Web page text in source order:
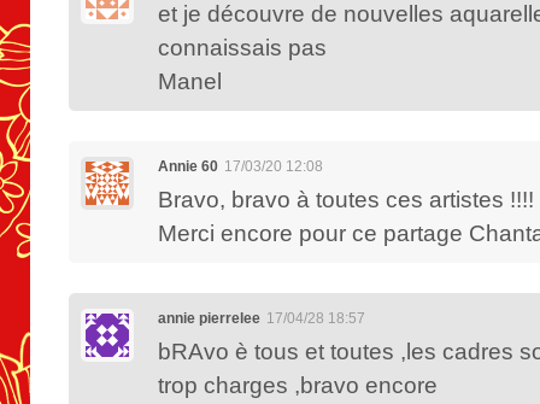
et je découvre de nouvelles
connaissais pas
Manel
Annie 60 17/03/20 12:08
Bravo, bravo à toutes ces artistes !!!!
Merci encore pour ce partage
annie pierrelee 17/04/28 18:57
bRAvo è tous et toutes ,les cadres
trop charges ,bravo encore